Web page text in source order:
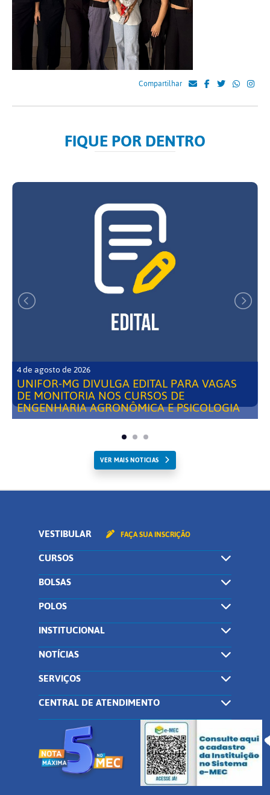
Compartilhar
FIQUE POR DENTRO
4 de agosto de 2026
UNIFOR-MG DIVULGA EDITAL PARA VAGAS
DE MONITORIA NOS CURSOS DE
ENGENHARIA AGRONÔMICA E PSICOLOGIA
VER MAIS NOTICIAS
VESTIBULAR FAÇA SUA INSCRIÇÃO
CURSOS
BOLSAS
POLOS
INSTITUCIONAL
NOTÍCIAS
SERVIÇOS
CENTRAL DE ATENDIMENTO